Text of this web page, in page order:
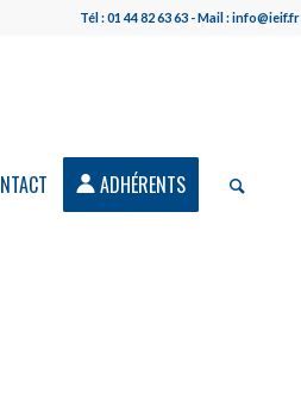
Tél : 01 44 82 63 63 - Mail : info@ieif.fr
ADHÉRENTS